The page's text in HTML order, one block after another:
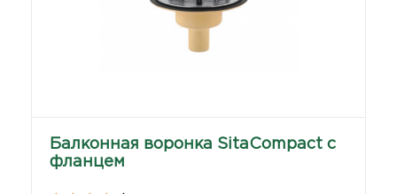
Балконная воронка SitaCompact с
фланцем